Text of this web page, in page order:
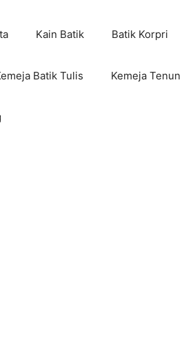
Kain Batik Batik Korpri
Batik Tulis Kemeja Tenun